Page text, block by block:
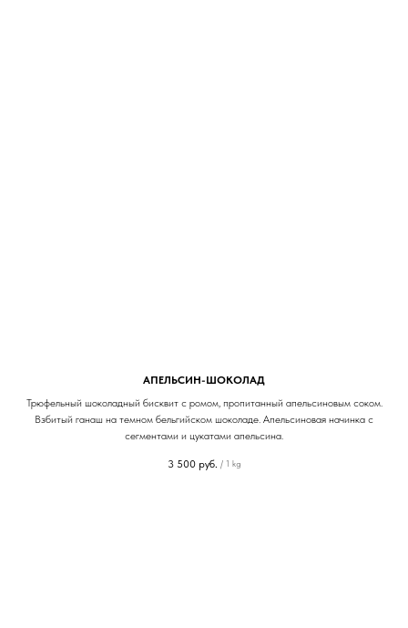
АПЕЛЬСИН-ШОКОЛАД
Трюфельный шоколадный бисквит с ромом, пропитанный апельсиновым соком.
Взбитый ганаш на темном бельгийском шоколаде. Апельсиновая начинка с
сегментами и цукатами апельсина.
3 500 руб. / 1 kg